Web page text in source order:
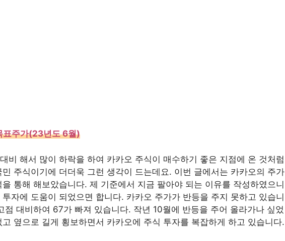
표주가(23년도 6월)
비 해서 많이 하락을 하여 카카오 주식이 매수하기 좋은 지점에 온 것처럼
민 주식이기에 더더욱 그런 생각이 드는데요. 이번 글에서는 카카오의 주가
통해 해보았습니다. 제 기준에서 지금 팔아야 되는 이유를 작성하였으니
자에 도움이 되었으면 합니다. 카카오 주가가 반등을 주지 못하고 있습니
점 대비하여 67가 빠져 있습니다. 작년 10월에 반등을 주어 올라가나 싶었
옆으로 길게 횡보하면서 카카오에 주식 투자를 복잡하게 하고 있습니다.